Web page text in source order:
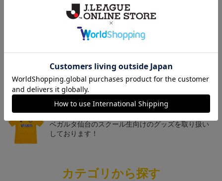
チームマスコットグッズは、サポーターやファン必
見！今すぐチェックしてみてください！
仙台
ベガルタ仙台のスクール生向けのグッズを取り扱い
しております！
カテゴリから探す